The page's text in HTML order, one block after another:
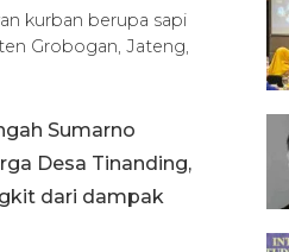
kurban berupa sapi
Grobogan, Jateng,
Sumarno
Desa Tinanding,
dari dampak